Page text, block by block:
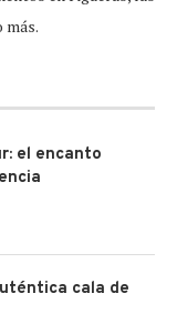
más.
el encanto
cala de